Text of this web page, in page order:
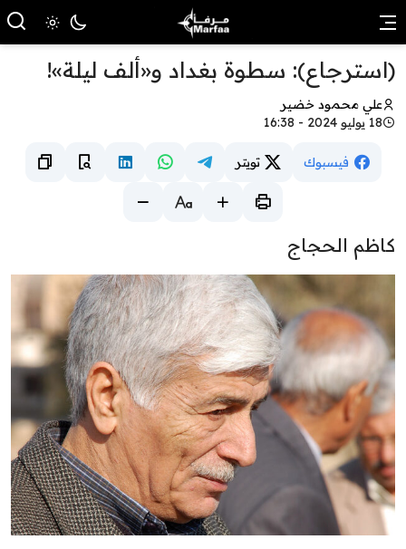
(استرجاع): سطوة بغداد و«ألف ليلة»!
علي محمود خضير
18 يوليو 2024 - 16:38
فيسبوك تويتر
كاظم الحجاج